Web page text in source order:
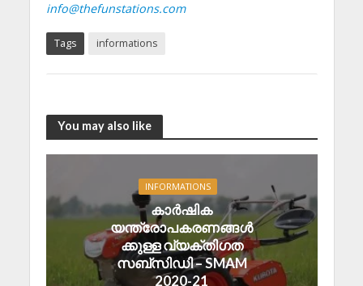
info@thefunstations.com
Tags informations
You may also like
INFORMATIONS
കാർഷിക
യന്ത്രോപകരണങ്ങൾ
ക്കുള്ള വ്യക്തിഗത
സബ്സിഡി – SMAM
2020-21